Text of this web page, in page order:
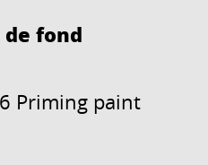
fond
Priming paint